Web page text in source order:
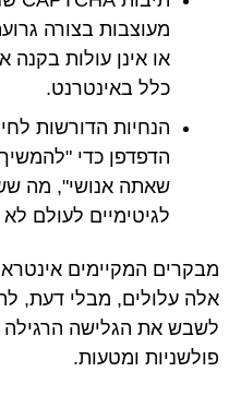
מעוצבות בצורה
או אינן עולות
כלל באינטרנט.
הנחיות הדורשות
הדפדפן כדי
לגיטימיים לעולם
מבקרים המקיימים
אלה עלולים, מבלי דעת,
לשבש את הגלישה
פולשניות ומטעות.